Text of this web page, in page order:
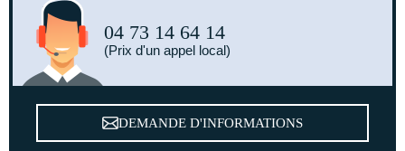
04 73 14 64 14
(Prix d'un appel local)
DEMANDE D'INFORMATIONS